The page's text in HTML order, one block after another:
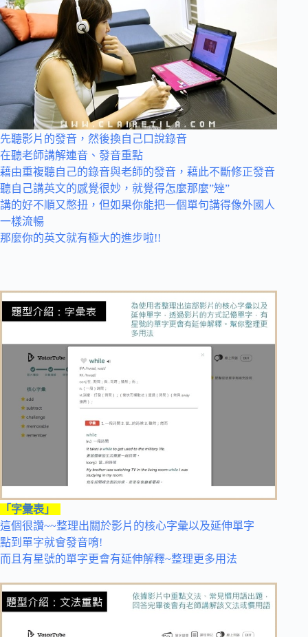
先聽影片的發音，然後換自己口說錄音
在聽老師講解連音、發音重點
藉由重複聽自己的錄音與老師的發音，藉此不斷修正發音
聽自己講英文的感覺很妙，就覺得怎麼那麼”矬”
講的好不順又憋扭，但如果你能把一個單句講得像外國人
一樣流暢
那麼你的英文就有極大的進步啦!!
「字彙表」
這個很讚~~整理出關於影片的核心字彙以及延伸單字
點到單字就會發音唷!
而且有星號的單字更會有延伸解釋~整理更多用法